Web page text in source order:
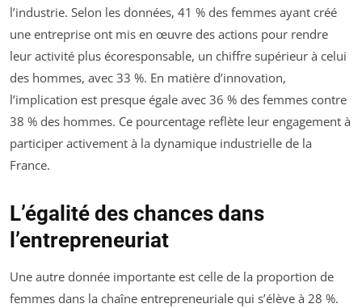
l’industrie. Selon les données, 41 % des femmes ayant créé
une entreprise ont mis en œuvre des actions pour rendre
leur activité plus écoresponsable, un chiffre supérieur à celui
des hommes, avec 33 %. En matière d’innovation,
l’implication est presque égale avec 36 % des femmes contre
38 % des hommes. Ce pourcentage reflète leur engagement à
participer activement à la dynamique industrielle de la
France.
L’égalité des chances dans
l’entrepreneuriat
Une autre donnée importante est celle de la proportion de
femmes dans la chaîne entrepreneuriale qui s’élève à 28 %.